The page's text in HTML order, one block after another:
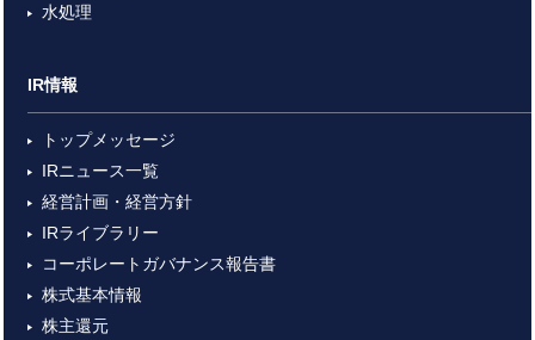
水処理
IR情報
トップメッセージ
IRニュース一覧
経営計画・経営方針
IRライブラリー
コーポレートガバナンス報告書
株式基本情報
株主還元